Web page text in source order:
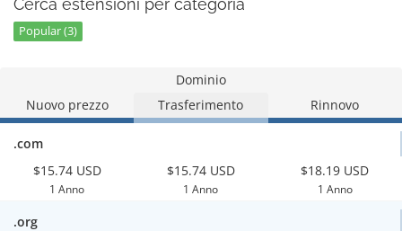
Cerca estensioni per categoria
Popular (3)
Dominio
Nuovo prezzo
Trasferimento Rinnovo
.com
$15.74 USD
1 Anno
$15.74 USD
1 Anno
$18.19 USD
1 Anno
.org